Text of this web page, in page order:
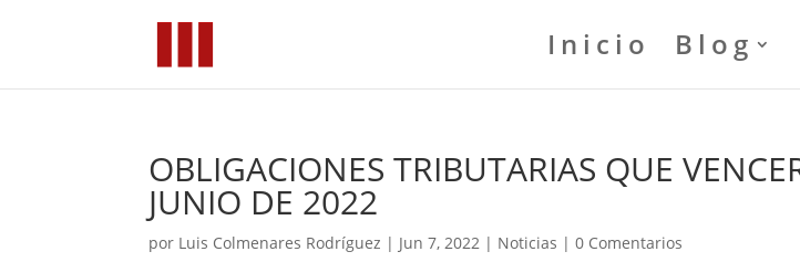
Inicio Blog
OBLIGACIONES TRIBUTARIAS QUE
JUNIO DE 2022
por Luis Colmenares Rodríguez | Jun 7, 2022 | Noticias |0 Comentarios